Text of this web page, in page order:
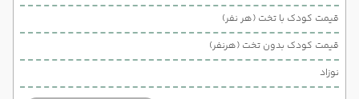
قیمت کودک با تخت (هر نفر)
قیمت کودک بدون تخت (هرنفر)
نوزاد